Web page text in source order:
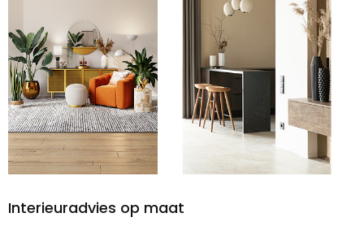
Interieuradvies op maat